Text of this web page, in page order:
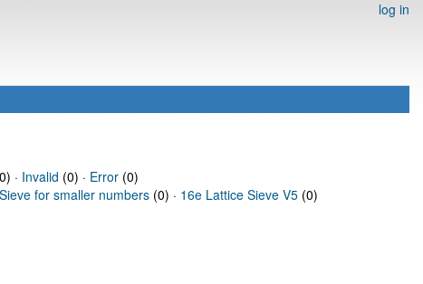
log in
· Invalid (0) · Error(0)
for smaller numbers (0) · 16e Lattice Sieve V5 (0)